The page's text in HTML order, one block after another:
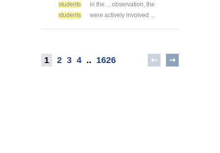
students
in the ... observation, the
students
were actively involved ...
1 2 3 4 .. 1626